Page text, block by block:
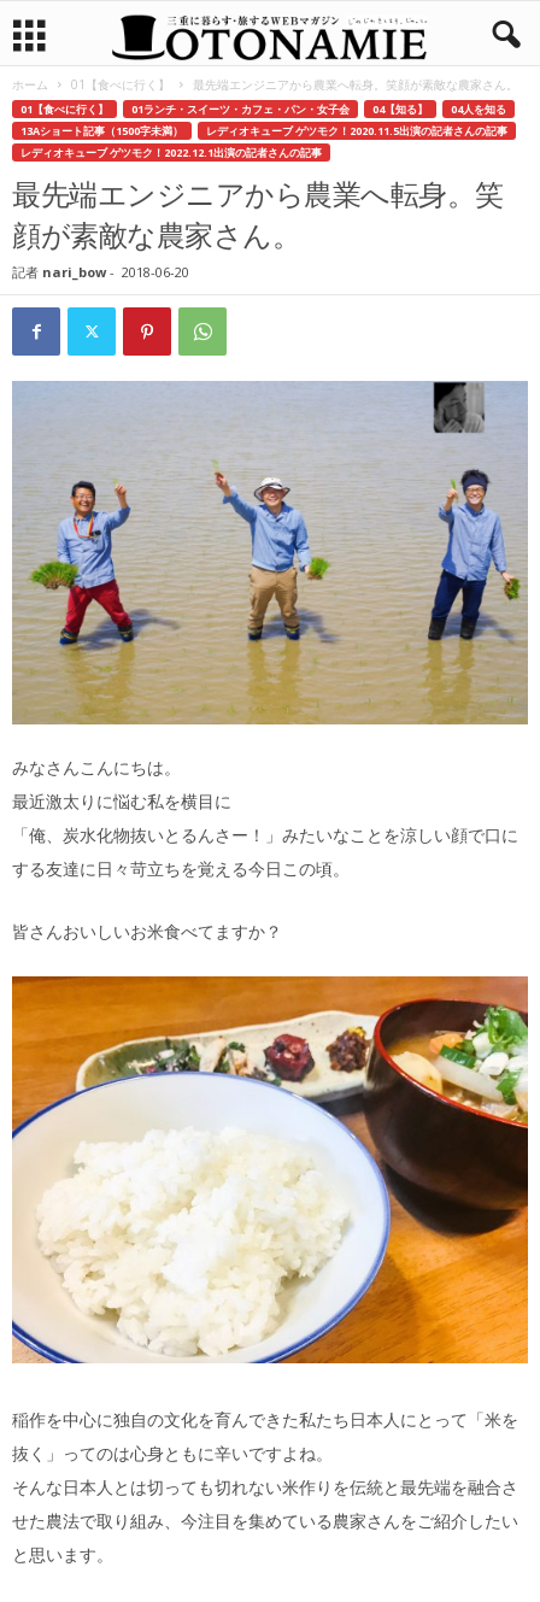
ホーム 01【食べに行く】 最先端エンジニアから農業へ転身。笑顔が素敵な農家さん。
01【食べに行く】 01ランチ・スイーツ・カフェ・パン・女子会 04【知る】
04人を知る
13Aショート記事（1500字未満）
レディオキューブ ゲツモク！2020.11.5出演の記者さんの記事
レディオキューブ ゲツモク！2022.12.1出演の記者さんの記事
最先端エンジニアから農業へ転身。笑
顔が素敵な農家さん。
記者 nari_bow- 2018-06-20
みなさんこんにちは。
最近激太りに悩む私を横目に
「俺、炭水化物抜いとるんさー！」みたいなことを涼しい顔で口に
する友達に日々苛立ちを覚える今日この頃。
皆さんおいしいお米食べてますか？
稲作を中心に独自の文化を育んできた私たち日本人にとって「米を
抜く」ってのは心身ともに辛いですよね。
そんな日本人とは切っても切れない米作りを伝統と最先端を融合さ
せた農法で取り組み、今注目を集めている農家さんをご紹介したい
と思います。